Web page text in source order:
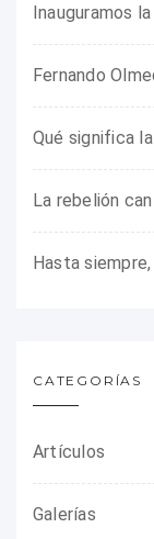
Qué significa
Hasta siempre,
CATEGORÍAS
Artículos
Galerías